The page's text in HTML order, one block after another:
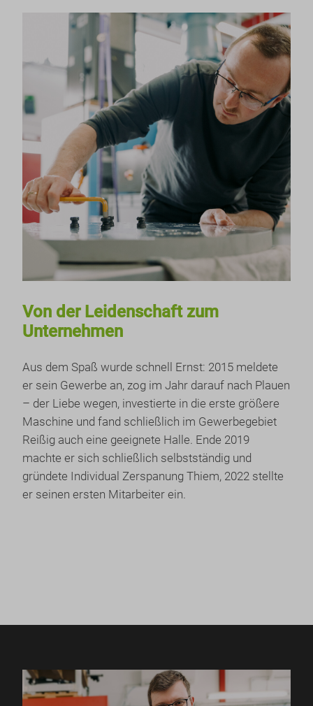
Von der Leidenschaft zum
Unternehmen
Aus dem Spaß wurde schnell Ernst: 2015 meldete
er sein Gewerbe an, zog im Jahr darauf nach Plauen
– der Liebe wegen, investierte in die erste größere
Maschine und fand schließlich im Gewerbegebiet
Reißig auch eine geeignete Halle. Ende 2019
machte er sich schließlich selbstständig und
gründete Individual Zerspanung Thiem, 2022 stellte
er seinen ersten Mitarbeiter ein.